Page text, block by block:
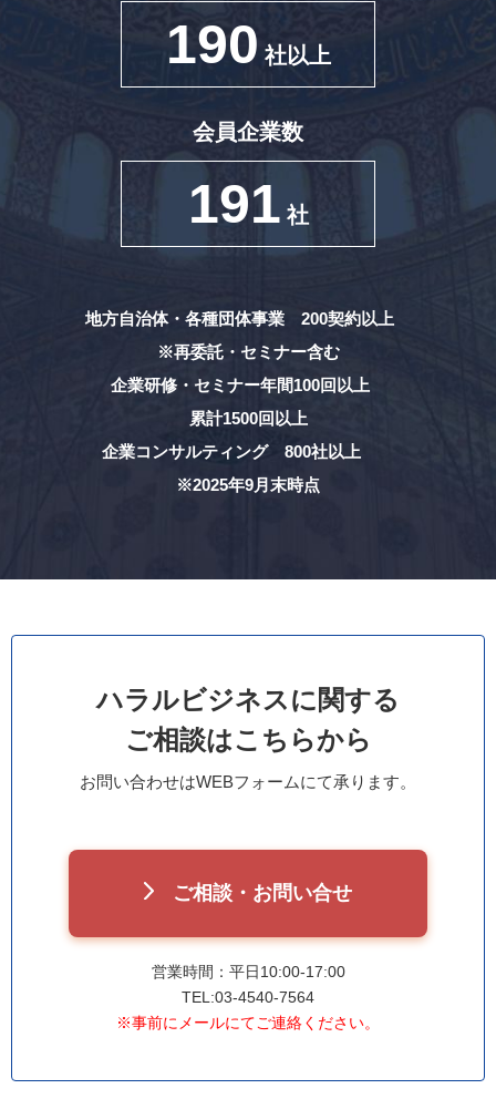
190 社以上
会員企業数
191 社
地方自治体・各種団体事業 200契約以上
※再委託・セミナー含む
企業研修・セミナー年間100回以上
累計1500回以上
企業コンサルティング 800社以上
※2025年9月末時点
ハラルビジネスに関する
ご相談はこちらから
お問い合わせはWEBフォームにて承ります。
ご相談・お問い合せ
営業時間：平日10:00-17:00
TEL:03-4540-7564
※事前にメールにてご連絡ください。